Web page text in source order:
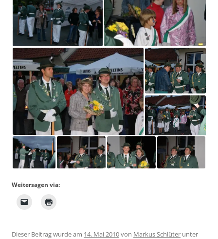
Weitersagen via:
Dieser Beitrag wurde am 14. Mai 2010von Markus Schlüter unter